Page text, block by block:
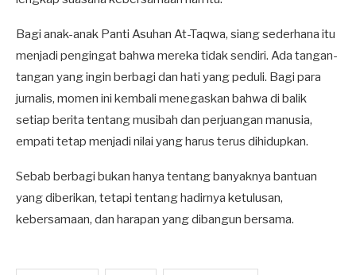
Bagi anak-anak Panti Asuhan At-Taqwa, siang sederhana itu
menjadi pengingat bahwa mereka tidak sendiri. Ada tangan-
tangan yang ingin berbagi dan hati yang peduli. Bagi para
jurnalis, momen ini kembali menegaskan bahwa di balik
setiap berita tentang musibah dan perjuangan manusia,
empati tetap menjadi nilai yang harus terus dihidupkan.
Sebab berbagi bukan hanya tentang banyaknya bantuan
yang diberikan, tetapi tentang hadirnya ketulusan,
kebersamaan, dan harapan yang dibangun bersama.